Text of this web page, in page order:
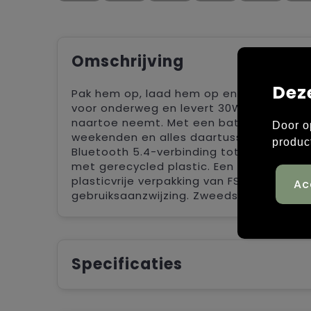
Omschrijving
Pak hem op, laad hem op en ga op
voor onderweg en levert 30W krachtig,
naartoe neemt. Met een batterijduur
weekenden en alles daartussenin. De
Bluetooth 5.4-verbinding tot 10 meter
met gerecycled plastic. Een duurzame
plasticvrije verpakking van FSC-
gebruiksaanzwijzing. Zweeds design,
Specificaties
Door